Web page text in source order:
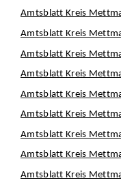
Amtsblatt Kreis
Amtsblatt Kreis
Amtsblatt Kreis
Amtsblatt Kreis
Amtsblatt Kreis
Amtsblatt Kreis
Amtsblatt Kreis
Amtsblatt Kreis
Amtsblatt Kreis